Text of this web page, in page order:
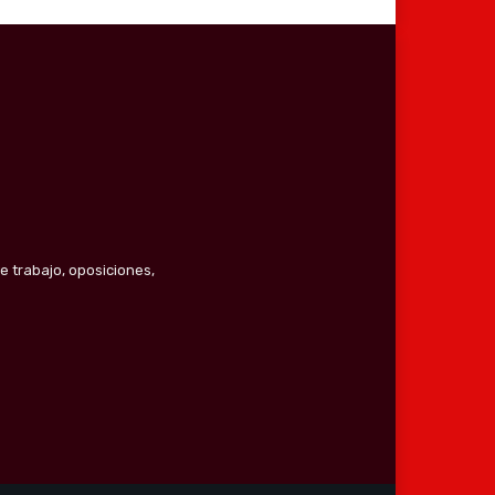
trabajo, oposiciones,